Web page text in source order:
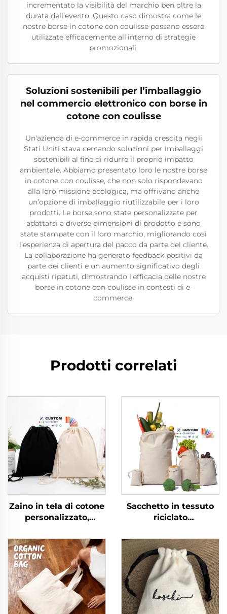
incrementato la visibilità del marchio ben oltre la
durata dell’evento. Questo caso dimostra come le
nostre borse in cotone con coulisse possano essere
utilizzate efficacemente all’interno di strategie
promozionali.
Soluzioni sostenibili per l’imballaggio
nel commercio elettronico con borse in
cotone con coulisse
Un'azienda di e-commerce in rapida crescita negli
Stati Uniti stava cercando soluzioni per imballaggi
sostenibili al fine di ridurre il proprio impatto
ambientale. Abbiamo presentato loro le nostre borse
in cotone con coulisse, che non solo rispondevano
alla loro missione ecologica, ma offrivano anche
un’opzione di imballaggio riutilizzabile per i loro
prodotti. Le borse sono state personalizzate per
adattarsi a diverse dimensioni di prodotto e sono
state stampate con il loro marchio, migliorando così
l’esperienza di apertura del pacco da parte del cliente.
La collaborazione ha generato feedback positivi da
parte dei clienti e un aumento significativo degli
acquisti ripetuti, dimostrando l’efficacia delle nostre
borse in cotone con coulisse in contesti di e-
commerce.
Prodotti correlati
Zaino in tela di cotone
personalizzato,
viaggi all'aperto, uso
casuale e sportivo con
cordino
Sacchetto in tessuto
riciclato
qualità in mussola con
coulisse, confezione in
tela di cotone con logo
personalizzato